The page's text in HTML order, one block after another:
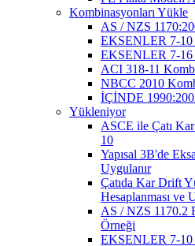
Kombinasyonları Yükle
AS / NZS
EKSENLER 7-10
EKSENLER 7-16
ACI 318-11
NBCC 2010
İÇİNDE
Yükleniyor
ASCE ile Çatı
10
Yapısal 3B'de
Uygulanır
Çatıda Kar Drift
Hesaplanması ve
AS / NZS 1170.2
Örneği
EKSENLER 7-10